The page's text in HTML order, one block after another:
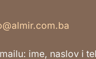
ime, naslov i